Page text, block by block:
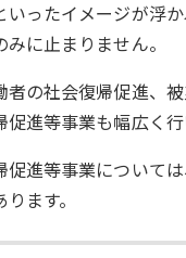
いったイメージが浮
みに止まりません。
者の社会復帰促進、
促進等事業も幅広く行
促進等事業について
ます。